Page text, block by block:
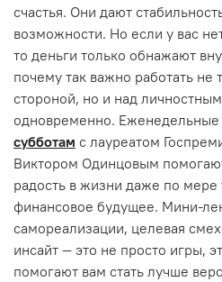
счастья. Они дают
возможности. Но если у вас
то деньги только обнажают
почему так важно работать не
стороной, но и над
одновременно. Еженедельные
субботам с лауреатом
Виктором Одинцовым
радость в жизни даже по мере
финансовое будущее. Мини-
самореализации, целевая
инсайт — это не просто игры,
помогают вам стать лучше